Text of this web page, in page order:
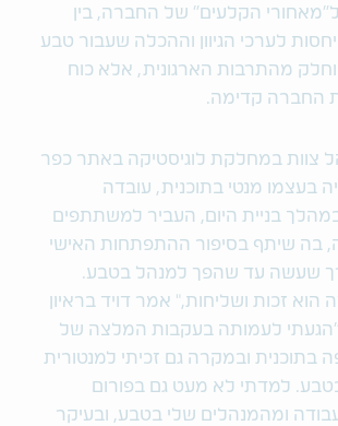
הקלעים" של החברה, בין
לערכי הגיוון וההכלה שעבור טבע
מהתרבות הארגונית, אלא כוח
החברה קדימה.
צוות במחלקת לוגיסטיקה באתר כפר
בעצמו מנטי בתוכנית, עובדה
בניית היום, העביר למשתתפים
שיתף בסיפור ההתפתחות האישי
שעשה עד שהפך למנהל בטבע.
הוא זכות ושליחות," אמר דויד בראיון
לעמותה בעקבות המלצה של
בתוכנית ובמקרה גם זכיתי למנטורית
למדתי לא מעט גם בפורום
ומהמנהלים שלי בטבע, ובעיקר